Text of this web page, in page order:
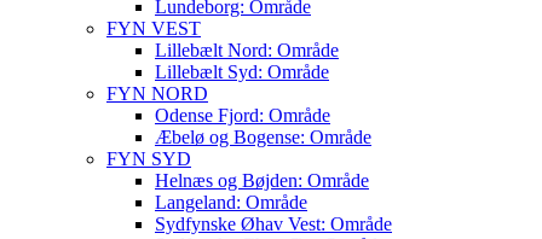
Lundeborg: Område
FYN VEST
Lillebælt Nord: Område
Lillebælt Syd: Område
FYN NORD
Odense Fjord: Område
Æbelø og Bogense: Område
FYN SYD
Helnæs og Bøjden: Område
Langeland: Område
Sydfynske Øhav Vest: Område